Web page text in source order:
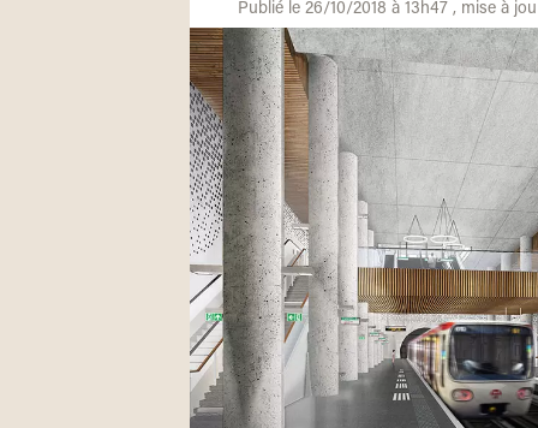
Publié le 26/10/2018 à 13h47 , mise à